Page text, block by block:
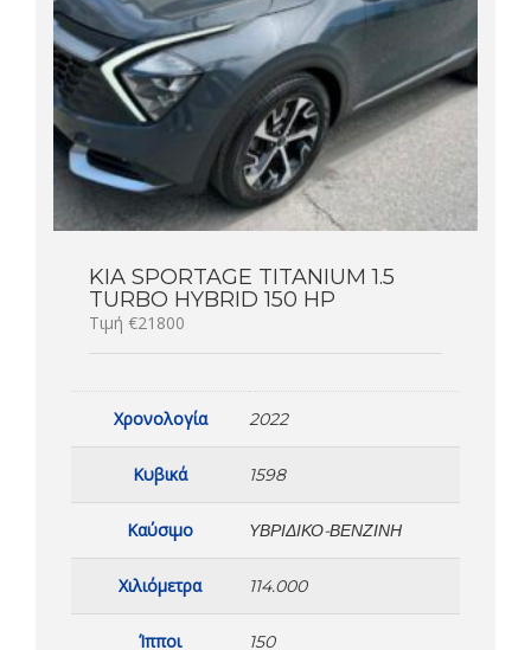
KIA SPORTAGE TITANIUM 1.5
TURBO HYBRID 150 HP
Τιμή €21800
Χρονολογία 2022
Κυβικά 1598
Καύσιμο ΥΒΡΙΔΙΚΟ-ΒΕΝΖΙΝΗ
Χιλιόμετρα 114.000
Ίπποι 150